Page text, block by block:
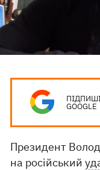
GOOGLE
Президент
на російський